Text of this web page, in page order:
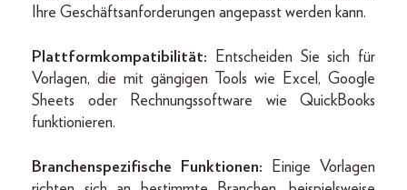
Ihre Geschäftsanforderungen angepasst werden kann.
Plattformkompatibilität: Entscheiden Sie sich für
Vorlagen, die mit gängigen Tools wie Excel, Google
Sheets oder Rechnungssoftware wie QuickBooks
funktionieren.
Branchenspezifische Funktionen: Einige Vorlagen